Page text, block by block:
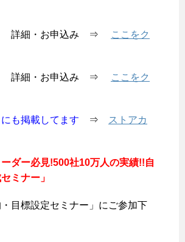
詳細・お申込み ⇒
ここをク
詳細・お申込み ⇒
ここをク
も掲載してます ⇒
ストアカ
ーダー必見!500社10万人の実績!!自
ミナー」
・目標設定セミナー」にご参加下